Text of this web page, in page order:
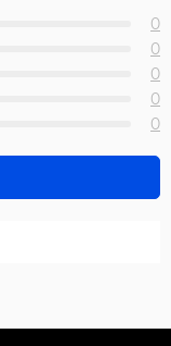
0
0
0
0
0